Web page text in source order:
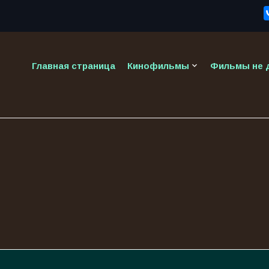
Главная страница Кинофильмы keyboard_arrow_down Фильмы не